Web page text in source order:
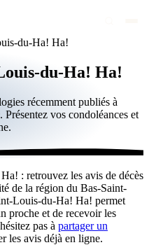
du-Ha! Ha!
du-Ha! Ha!
récemment publiés à
vos condoléances et
: retrouvez les avis de décès
de la région du Bas-Saint-
Louis-du-Ha! Ha! permet
proche et de recevoir les
pas à partager un
les avis déjà en ligne.